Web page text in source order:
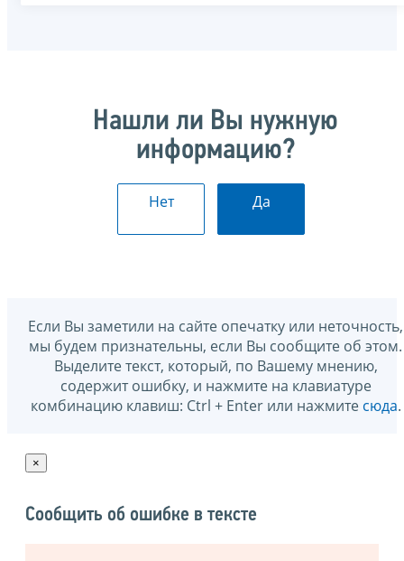
Нашли ли Вы нужную
информацию?
Нет Да
Если Вы заметили на сайте опечатку или неточность,
мы будем признательны, если Вы сообщите об этом.
Выделите текст, который, по Вашему мнению,
содержит ошибку, и нажмите на клавиатуре
комбинацию клавиш: Ctrl + Enter или нажмите сюда.
×
Сообщить об ошибке в тексте